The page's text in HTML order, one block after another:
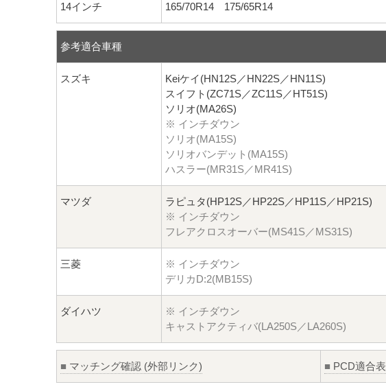
14インチ 165/70R14 175/65R14
参考適合車種
スズキ
Keiケイ(HN12S／HN22S／HN11S)
スイフト(ZC71S／ZC11S／HT51S)
ソリオ(MA26S)
※ インチダウン
ソリオ(MA15S)
ソリオバンデット(MA15S)
ハスラー(MR31S／MR41S)
マツダ
ラピュタ(HP12S／HP22S／HP11S／HP21S)
※ インチダウン
フレアクロスオーバー(MS41S／MS31S)
三菱
※ インチダウン
デリカD:2(MB15S)
ダイハツ
※ インチダウン
キャストアクティバ(LA250S／LA260S)
■ マッチング確認 (外部リンク) ■ PCD適合表